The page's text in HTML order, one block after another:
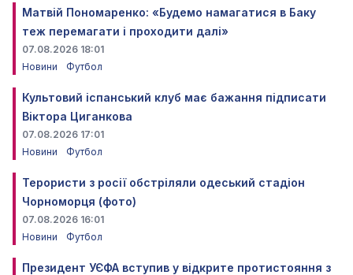
Матвій Пономаренко: «Будемо намагатися в Баку
теж перемагати і проходити далі»
07.08.2026 18:01
Новини
Футбол
Культовий іспанський клуб має бажання підписати
Віктора Циганкова
07.08.2026 17:01
Новини
Футбол
Терористи з росії обстріляли одеський стадіон
Чорноморця (фото)
07.08.2026 16:01
Новини
Футбол
Президент УЄФА вступив у відкрите протистояння з